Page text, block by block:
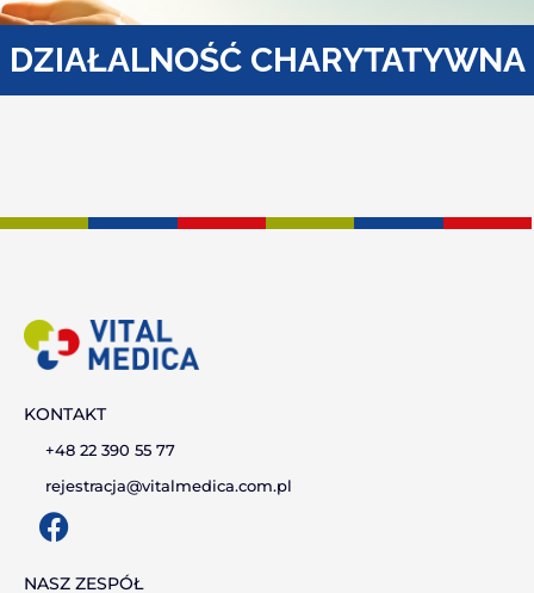
DZIAŁALNOŚĆ CHARYTATYWNA
KONTAKT
+48 22 390 55 77
rejestracja@vitalmedica.com.pl
F
NASZ ZESPÓŁ